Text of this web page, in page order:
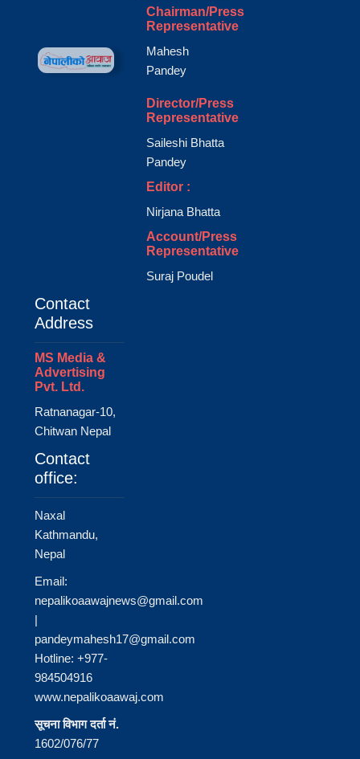
Chairman/Press
Representative
Mahesh
Pandey
Director/Press
Representative
Saileshi Bhatta
Pandey
Editor :
Nirjana Bhatta
Account/Press
Representative
Suraj Poudel
Contact
Address
MS Media &
Advertising
Pvt. Ltd.
Ratnanagar-10,
Chitwan Nepal
Contact
office:
Naxal
Kathmandu,
Nepal
Email:
nepalikoaawajnews@gmail.com
|
pandeymahesh17@gmail.com
Hotline: +977-
984504916
www.nepalikoaawaj.com
सूचना विभाग दर्ता नं.
1602/076/77